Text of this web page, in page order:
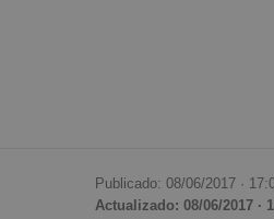
Publicado: 08/06/2017 ·
Actualizado: 08/06/2017 ·